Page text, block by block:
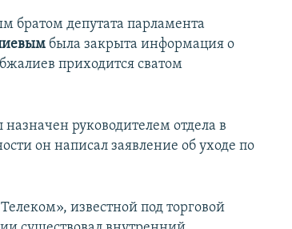
братом депутата парламента
была закрыта информация о
приходится сватом
руководителем отдела в
он написал заявление об уходе по
известной под торговой